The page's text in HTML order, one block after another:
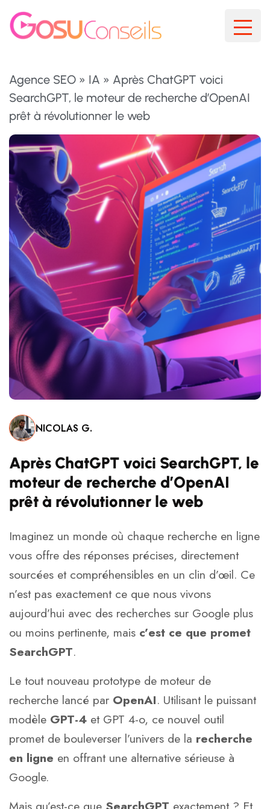
Agence SEO » IA » Après ChatGPT voici
SearchGPT, le moteur de recherche d’OpenAI
prêt à révolutionner le web
NICOLAS G.
Après ChatGPT voici SearchGPT, le
moteur de recherche d’OpenAI
prêt à révolutionner le web
Imaginez un monde où chaque recherche en ligne
vous offre des réponses précises, directement
sourcées et compréhensibles en un clin d’œil. Ce
n’est pas exactement ce que nous vivons
aujourd’hui avec des recherches sur Google plus
ou moins pertinente, mais c’est ce que promet
SearchGPT.
Le tout nouveau prototype de moteur de
recherche lancé par OpenAI. Utilisant le puissant
modèle GPT-4 et GPT 4-o, ce nouvel outil
promet de bouleverser l’univers de la recherche
en ligne en offrant une alternative sérieuse à
Google.